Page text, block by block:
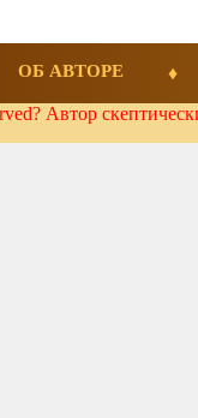
ОБ АВТОРЕ
Автор